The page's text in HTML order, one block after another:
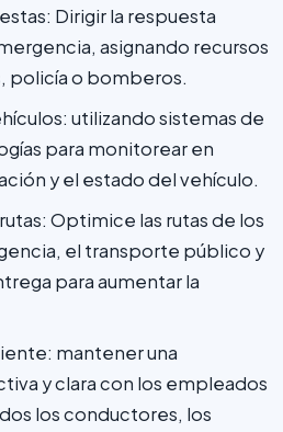
Dirigir la respuesta
asignando recursos
policía o bomberos.
utilizando sistemas de
para monitorear en
y el estado del vehículo.
Optimice las rutas de los
el transporte público y
para aumentar la
mantener una
y clara con los empleados
los conductores, los